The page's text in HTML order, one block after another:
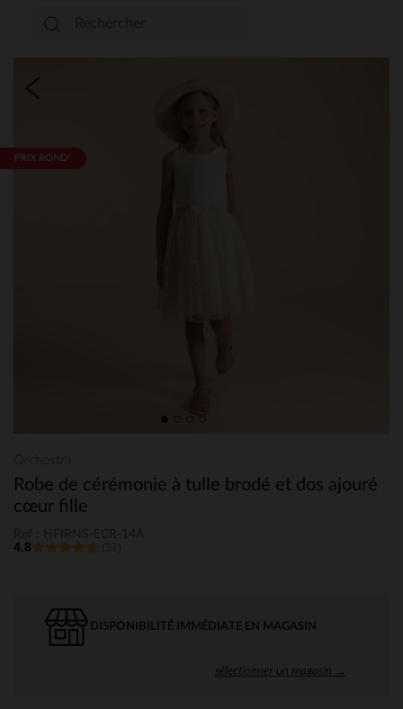
PRIX ROND*
Robe de cérémonie à tulle brodé et dos ajouré
cœur fille
4.8
DISPONIBILITÉ IMMÉDIATE EN MAGASIN
sélectionner un magasin →